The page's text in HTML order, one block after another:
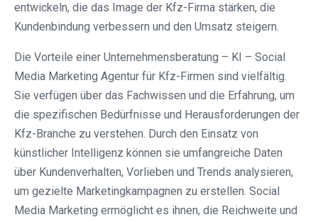
entwickeln, die das Image der Kfz-Firma stärken, die
Kundenbindung verbessern und den Umsatz steigern.
Die Vorteile einer Unternehmensberatung – KI – Social
Media Marketing Agentur für Kfz-Firmen sind vielfältig.
Sie verfügen über das Fachwissen und die Erfahrung, um
die spezifischen Bedürfnisse und Herausforderungen der
Kfz-Branche zu verstehen. Durch den Einsatz von
künstlicher Intelligenz können sie umfangreiche Daten
über Kundenverhalten, Vorlieben und Trends analysieren,
um gezielte Marketingkampagnen zu erstellen. Social
Media Marketing ermöglicht es ihnen, die Reichweite und